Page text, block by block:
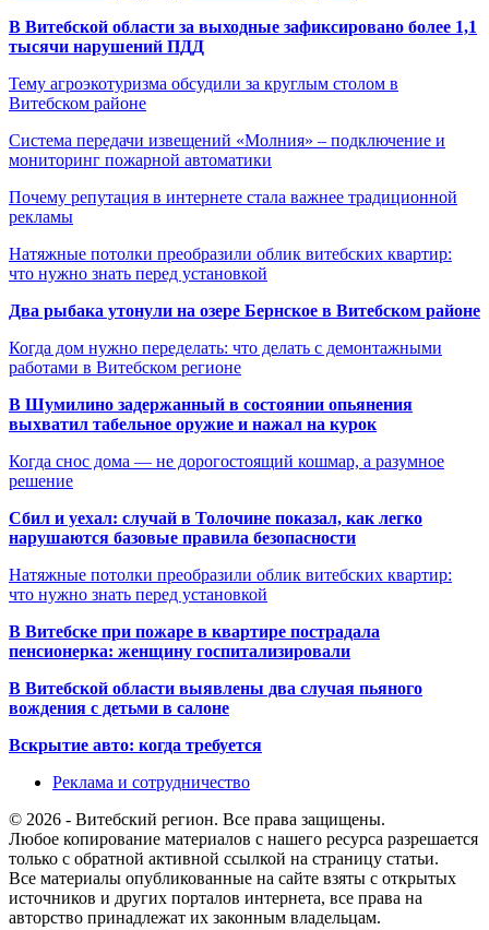
В Витебской области за выходные зафиксировано более 1,1
тысячи нарушений ПДД
Тему агроэкотуризма обсудили за круглым столом в
Витебском районе
Система передачи извещений «Молния» – подключение и
мониторинг пожарной автоматики
Почему репутация в интернете стала важнее традиционной
рекламы
Натяжные потолки преобразили облик витебских квартир:
что нужно знать перед установкой
Два рыбака утонули на озере Бернское в Витебском районе
Когда дом нужно переделать: что делать с демонтажными
работами в Витебском регионе
В Шумилино задержанный в состоянии опьянения
выхватил табельное оружие и нажал на курок
Когда снос дома — не дорогостоящий кошмар, а разумное
решение
Сбил и уехал: случай в Толочине показал, как легко
нарушаются базовые правила безопасности
Натяжные потолки преобразили облик витебских квартир:
что нужно знать перед установкой
В Витебске при пожаре в квартире пострадала
пенсионерка: женщину госпитализировали
В Витебской области выявлены два случая пьяного
вождения с детьми в салоне
Вскрытие авто: когда требуется
Реклама и сотрудничество
© 2026 - Витебский регион. Все права защищены.
Любое копирование материалов с нашего ресурса разрешается
только с обратной активной ссылкой на страницу статьи.
Все материалы опубликованные на сайте взяты с открытых
источников и других порталов интернета, все права на
авторство принадлежат их законным владельцам.